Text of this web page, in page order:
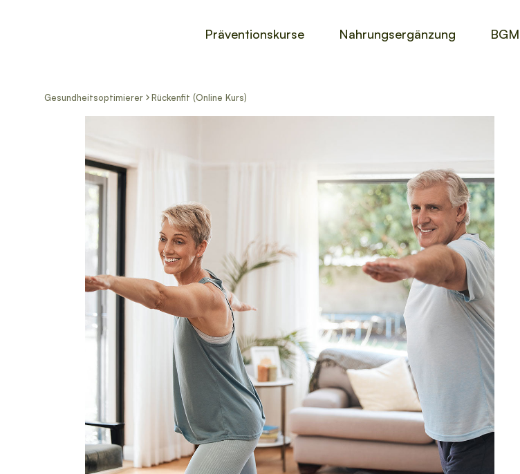
Präventionskurse Nahrungsergänzung BGM
Gesundheitsoptimierer Rückenfit (Online Kurs)